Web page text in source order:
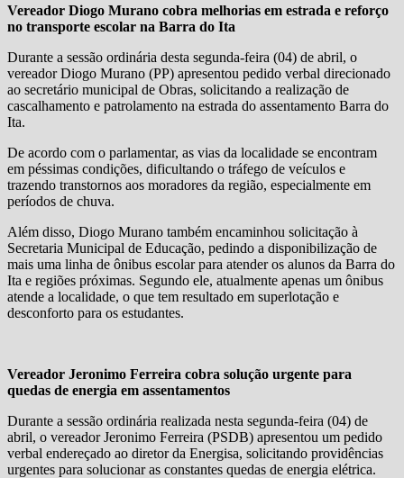
Vereador Diogo Murano cobra melhorias em estrada e reforço
no transporte escolar na Barra do Ita
Durante a sessão ordinária desta segunda-feira (04) de abril, o
vereador Diogo Murano (PP) apresentou pedido verbal direcionado
ao secretário municipal de Obras, solicitando a realização de
cascalhamento e patrolamento na estrada do assentamento Barra do
Ita.
De acordo com o parlamentar, as vias da localidade se encontram
em péssimas condições, dificultando o tráfego de veículos e
trazendo transtornos aos moradores da região, especialmente em
períodos de chuva.
Além disso, Diogo Murano também encaminhou solicitação à
Secretaria Municipal de Educação, pedindo a disponibilização de
mais uma linha de ônibus escolar para atender os alunos da Barra do
Ita e regiões próximas. Segundo ele, atualmente apenas um ônibus
atende a localidade, o que tem resultado em superlotação e
desconforto para os estudantes.
Vereador Jeronimo Ferreira cobra solução urgente para
quedas de energia em assentamentos
Durante a sessão ordinária realizada nesta segunda-feira (04) de
abril, o vereador Jeronimo Ferreira (PSDB) apresentou um pedido
verbal endereçado ao diretor da Energisa, solicitando providências
urgentes para solucionar as constantes quedas de energia elétrica.